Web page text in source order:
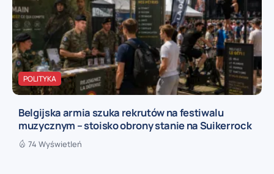
POLITYKA
Belgijska armia szuka rekrutów na festiwalu
muzycznym – stoisko obrony stanie na Suikerrock
74 Wyświetleń